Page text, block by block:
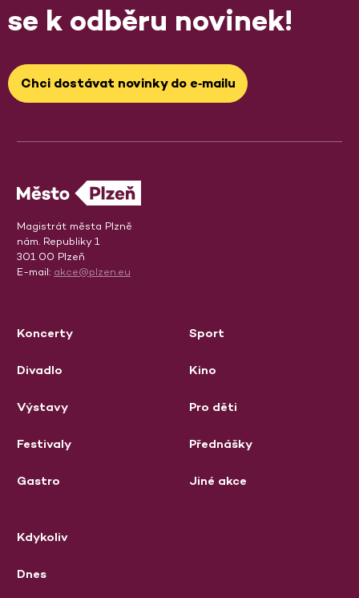
se k odběru novinek!
Chci dostávat novinky do e‑mailu
Magistrát města Plzně
nám. Republiky 1
301 00 Plzeň
E-mail: akce@plzen.eu
Koncerty
Divadlo
Výstavy
Festivaly
Gastro
Sport
Kino
Pro děti
Přednášky
Jiné akce
Kdykoliv
Dnes